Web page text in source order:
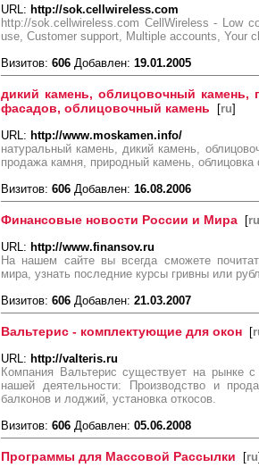
URL: http://sok.cellwireless.com
http://sok.cellwireless.com CellWireless - Low
use, Customer support, Multiple accounts, Your
Визитов: 606 Добавлен: 19.01.2005
дикий камень, облицовочный камень,
фасадов, облицовочный камень [ru]
URL: http://www.moskamen.info/
натуральный камень, дикий камень,
продажа камня, природный камень,
Визитов: 606 Добавлен: 16.08.2006
Финансовые новости России и Мира [ru
URL: http://www.finansov.ru
На нашем сайте вы всегда сможете
мира, узнать последние курсы гривны или
Визитов: 606 Добавлен: 21.03.2007
Вальтерис - комплектующие для окон [
URL: http://valteris.ru
Компания Вальтерис существует на рынке
нашей деятельности: Производство и
балконов и лоджий, установка откосов.
Визитов: 606 Добавлен: 05.06.2008
Программы для Массовой Рассылки [ru